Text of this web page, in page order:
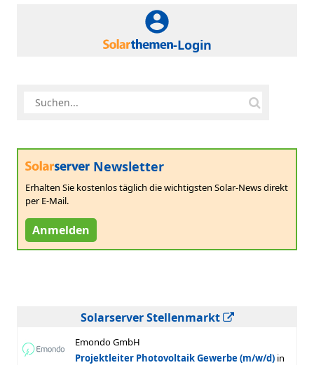
-Login
Newsletter
Erhalten Sie kostenlos täglich die wichtigsten Solar-News direkt
per E-Mail.
Anmelden
Solarserver Stellenmarkt